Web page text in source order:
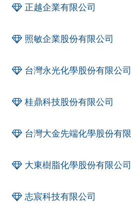
正越企業有限公司
照敏企業股份有限公司
台灣永光化學股份有限公司
桂鼎科技股份有限公司
台灣大金先端化學股份有
大東樹脂化學股份有限公司
志宸科技有限公司